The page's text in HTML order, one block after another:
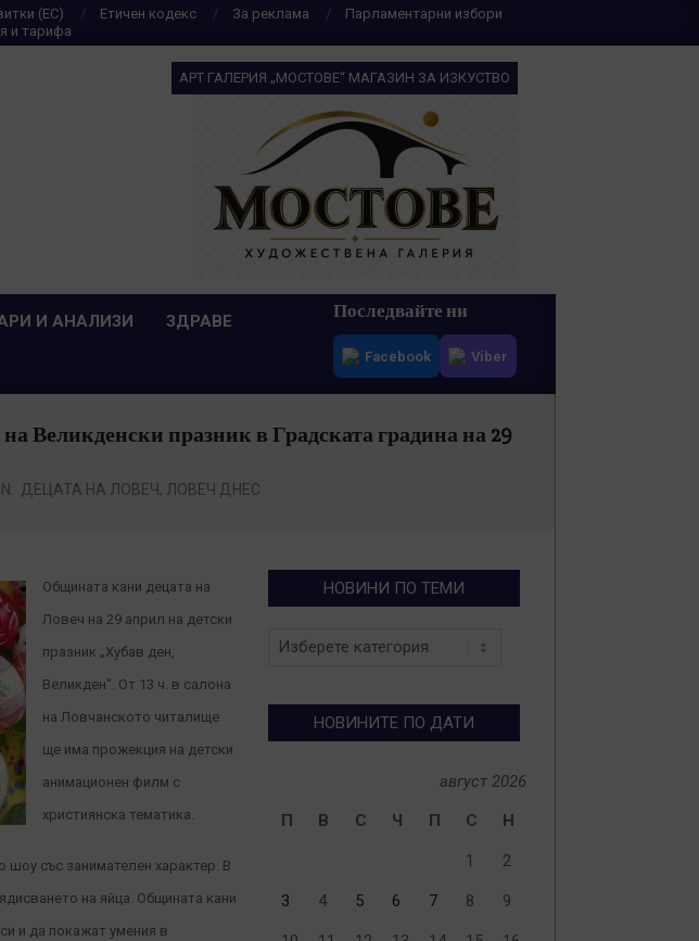
(ЕС) Етичен кодекс За реклама
Парламентарни избори
и тарифа
АРТ ГАЛЕРИЯ „МОСТОВЕ“ МАГАЗИН ЗА ИЗКУСТВО
И АНАЛИЗИ ЗДРАВЕ Последвайте ни
Facebook Viber
Великденски празник в Градската градина на 29
IN: ДЕЦАТА НА ЛОВЕЧ, ЛОВЕЧ ДНЕС
Общината кани децата на
Ловеч на 29 април на детски
празник „Хубав ден,
Великден“. От 13 ч. в салона
на Ловчанското читалище
ще има прожекция на детски
анимационен филм с
християнска тематика.
шоу със занимателен характер. В
на яйца. Общината кани
и да покажат умения в
НОВИНИ ПО ТЕМИ
Новини
НОВИНИТЕ ПО ДАТИ
август 2026
П
В С Ч П С Н
1 2
3 4 5 6 7 8 9